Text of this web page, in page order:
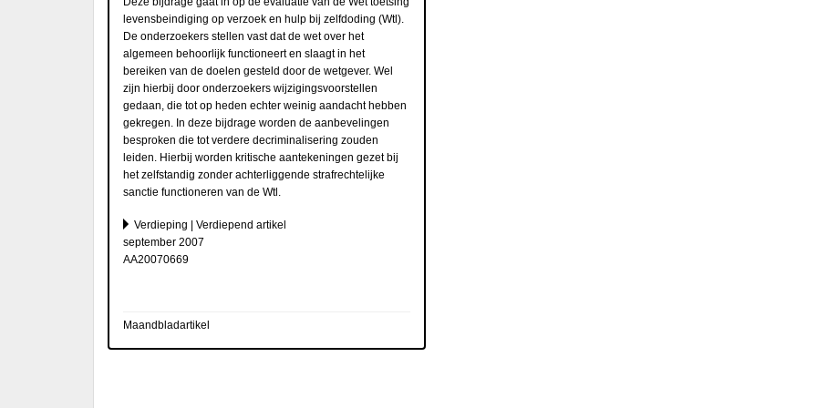
levensbeindiging op verzoek en hulp bij zelfdoding (Wtl).
De onderzoekers stellen vast dat de wet over het
algemeen behoorlijk functioneert en slaagt in het
bereiken van de doelen gesteld door de wetgever. Wel
zijn hierbij door onderzoekers wijzigingsvoorstellen
gedaan, die tot op heden echter weinig aandacht hebben
gekregen. In deze bijdrage worden de aanbevelingen
besproken die tot verdere decriminalisering zouden
leiden. Hierbij worden kritische aantekeningen gezet bij
het zelfstandig zonder achterliggende strafrechtelijke
sanctie functioneren van de Wtl.
Verdieping | Verdiepend artikel
september 2007
AA20070669
Maandbladartikel